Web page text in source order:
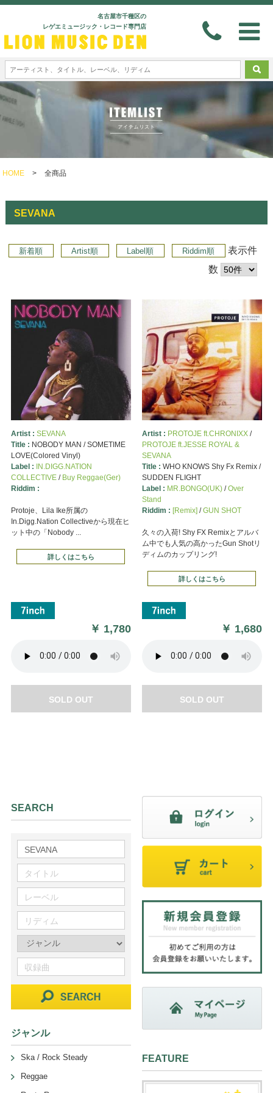
名古屋市千種区の
レゲエミュージック・レコード専門店
HOME > 全商品
SEVANA
新着順 Artist順 Label順 Riddim順
表示件
数
Artist : SEVANA
Title : NOBODY MAN / SOMETIME
LOVE(Colored Vinyl)
Label : IN.DIGG.NATION
COLLECTIVE/ Buy Reggae(Ger)
Riddim :
Protoje、Lila Ike所属の
In.Digg.Nation Collectiveから現在ヒ
ット中の「Nobody ...
詳しくはこちら
￥ 1,780
SOLD OUT
Artist : PROTOJE ft.CHRONIXX/
PROTOJE ft.JESSE ROYAL &
SEVANA
Title : WHO KNOWS Shy Fx Remix /
SUDDEN FLIGHT
Label : MR.BONGO(UK)/Over
Stand
Riddim : [Remix]/GUN SHOT
久々の入荷! Shy FX Remixとアルバ
ム中でも人気の高かったGun Shotリ
ディムのカップリング!
詳しくはこちら
￥ 1,680
SOLD OUT
SEARCH
ジャンル
Ska / Rock Steady
Reggae
FEATURE